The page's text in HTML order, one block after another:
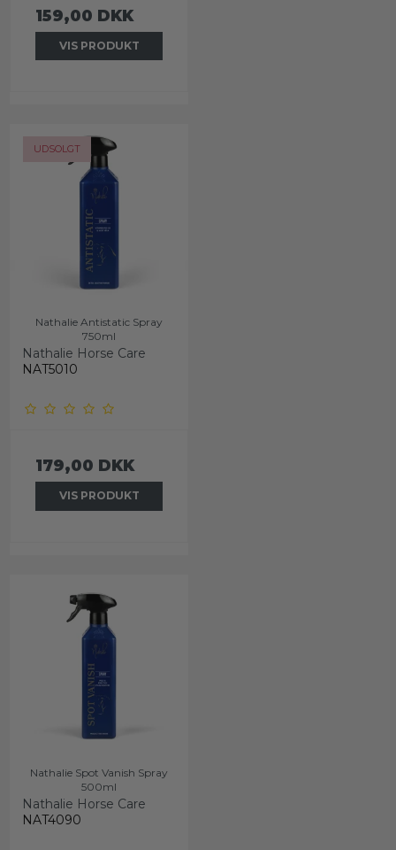
159,00 DKK
VIS PRODUKT
UDSOLGT
Nathalie Antistatic Spray
750ml
Nathalie Horse Care
NAT5010
179,00 DKK
VIS PRODUKT
Nathalie Spot Vanish Spray
500ml
Nathalie Horse Care
NAT4090